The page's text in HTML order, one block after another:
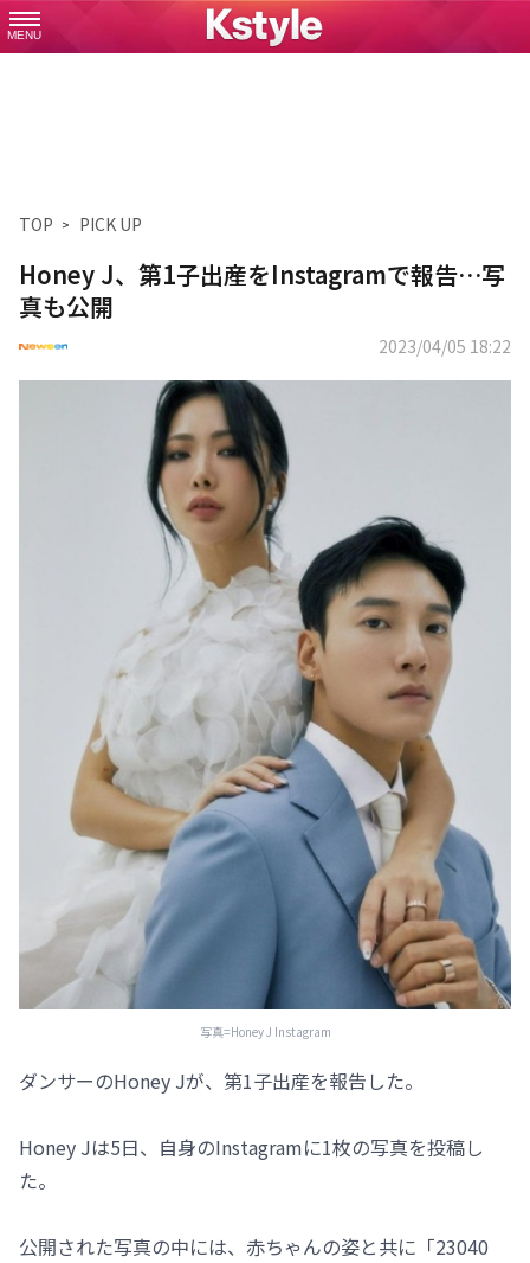
MENU
TOP PICK UP
Honey J、第1子出産をInstagramで報告…写
真も公開
2023/04/05 18:22
写真=Honey J Instagram
ダンサーのHoney Jが、第1子出産を報告した。
Honey Jは5日、自身のInstagramに1枚の写真を投稿し
た。
公開された写真の中には、赤ちゃんの姿と共に「23040